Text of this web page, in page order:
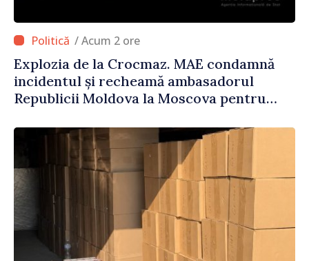
/ Acum 2 ore
Explozia de la Crocmaz. MAE condamnă
incidentul și recheamă ambasadorul
Republicii Moldova la Moscova pentru